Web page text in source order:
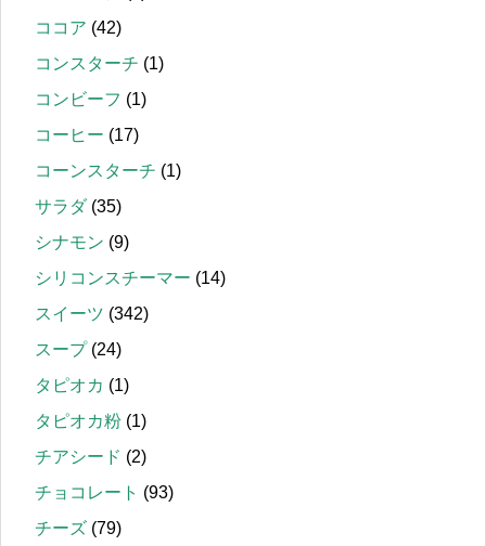
ココア (42)
コンスターチ (1)
コンビーフ (1)
コーヒー (17)
コーンスターチ (1)
サラダ(35)
シナモン (9)
シリコンスチーマー (14)
スイーツ (342)
スープ(24)
タピオカ (1)
タピオカ粉 (1)
チアシード (2)
チョコレート (93)
チーズ (79)